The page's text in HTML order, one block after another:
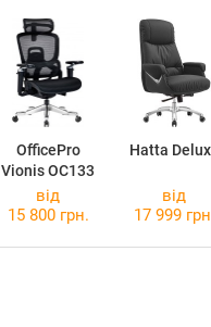
OfficePro
Vionis OC133
Hatta
від
15 800 грн.
від
17 999